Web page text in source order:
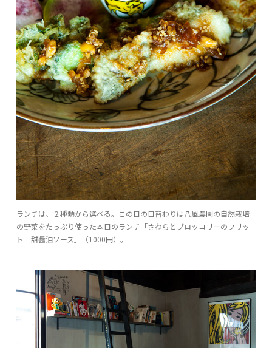
ランチは、２種類から選べる。この日の日替わりは八風農園の自然栽培
の野菜をたっぷり使った本日のランチ「さわらとブロッコリーのフリッ
ト 甜醤油ソース」（1000円）。